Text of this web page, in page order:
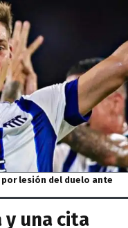
lesión del duelo ante
y una cita